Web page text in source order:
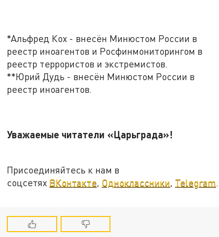
*Альфред Кох - внесён Минюстом России в
реестр иноагентов и Росфинмониторингом в
реестр террористов и экстремистов.
**Юрий Дудь - внесён Минюстом России в
реестр иноагентов.
Уважаемые читатели «Царьграда»!
Присоединяйтесь к нам в
соцсетях ВКонтакте, Одноклассники, Telegram.